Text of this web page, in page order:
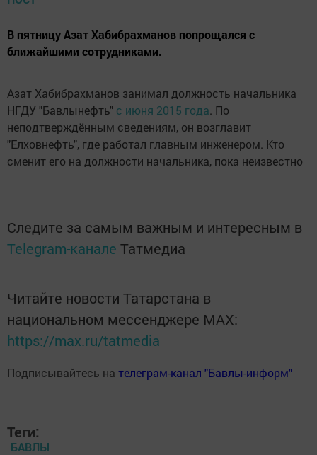
В пятницу Азат Хабибрахманов попрощался с
ближайшими сотрудниками.
Азат Хабибрахманов занимал должность начальника
НГДУ "Бавлынефть" с июня 2015 года. По
неподтверждённым сведениям, он возглавит
"Елховнефть", где работал главным инженером. Кто
сменит его на должности начальника, пока неизвестно
Следите за самым важным и интересным в
Telegram-канале Татмедиа
Читайте новости Татарстана в
национальном мессенджере MАХ:
https://max.ru/tatmedia
Подписывайтесь на телеграм-канал "Бавлы-информ"
Теги:
БАВЛЫ